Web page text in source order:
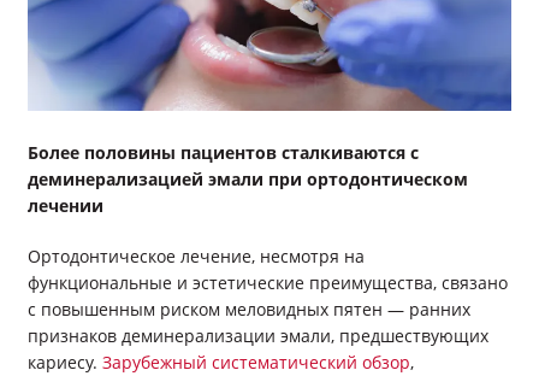
Более половины пациентов сталкиваются с
деминерализацией эмали при ортодонтическом
лечении
Ортодонтическое лечение, несмотря на
функциональные и эстетические преимущества, связано
с повышенным риском меловидных пятен — ранних
признаков деминерализации эмали, предшествующих
кариесу. Зарубежный систематический обзор,